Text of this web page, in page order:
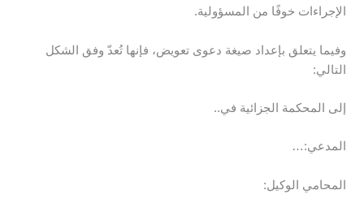
الإجراءات خوفًا من المسؤولية.
وفيما يتعلق بإعداد صيغة دعوى تعويض، فإنها تُعدّ وفق الشكل
التالي:
إلى المحكمة الجزائية في..
المدعي:…
المحامي الوكيل: